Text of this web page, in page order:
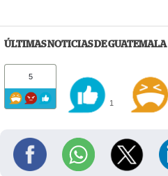
ÚLTIMAS NOTICIAS DE GUATEMALA
5
1